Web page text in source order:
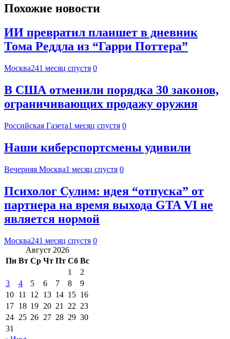
Похожие новости
ИИ превратил планшет в дневник
Тома Реддла из “Гарри Поттера”
Москва241 месяц спустя 0
В США отменили порядка 30 законов,
ограничивающих продажу оружия
Российская Газета1 месяц спустя 0
Наши киберспортсмены удивили
Вечерняя Москва1 месяц спустя 0
Психолог Сулим: идея “отпуска” от
партнера на время выхода GTA VI не
является нормой
Москва241 месяц спустя 0
Август 2026
Пн Вт Ср Чт Пт Сб Вс
1
2
3
4 5 6 7 8
9
10 11 12 13 14 15 16
17 18 19 20 21 22 23
24 25 26 27 28 29 30
31